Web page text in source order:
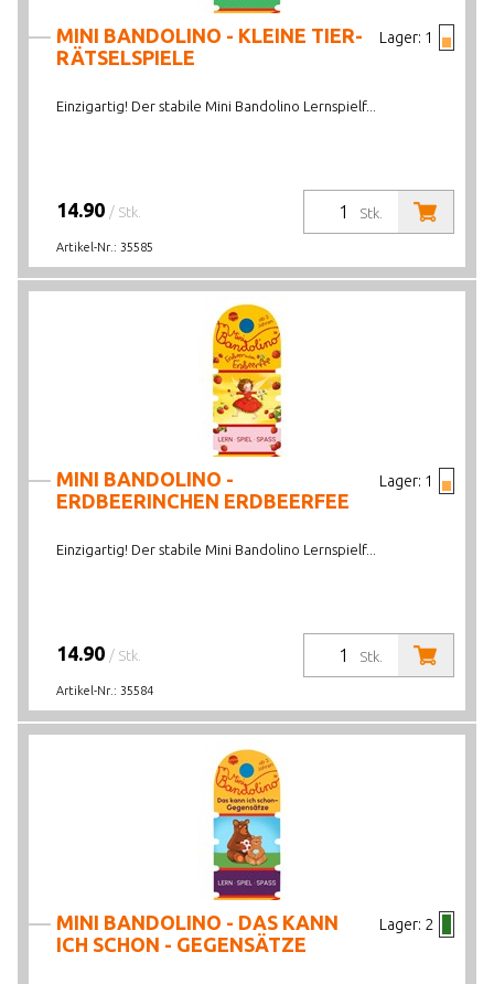
Lager: 1
MINI BANDOLINO - KLEINE TIER-
RÄTSELSPIELE
Einzigartig! Der stabile Mini Bandolino Lernspielf...
Stk.
14.90 / Stk.
Artikel-Nr.: 35585
Lager: 1
MINI BANDOLINO -
ERDBEERINCHEN ERDBEERFEE
Einzigartig! Der stabile Mini Bandolino Lernspielf...
Stk.
14.90 / Stk.
Artikel-Nr.: 35584
Lager: 2
MINI BANDOLINO - DAS KANN
ICH SCHON - GEGENSÄTZE